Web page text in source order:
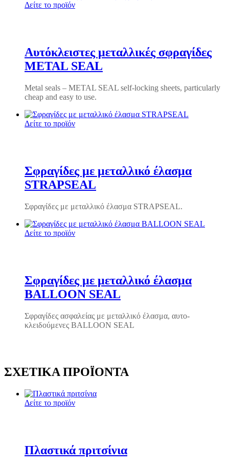
Δείτε το προϊόν
Αυτόκλειστες μεταλλικές σφραγίδες
METAL SEAL
Metal seals – METAL SEAL self-locking sheets, particularly
cheap and easy to use.
Δείτε το προϊόν
Σφραγίδες με μεταλλικό έλασμα
STRAPSEAL
Σφραγίδες με μεταλλικό έλασμα STRAPSEAL.
Δείτε το προϊόν
Σφραγίδες με μεταλλικό έλασμα
BALLOON SEAL
Σφραγίδες ασφαλείας με μεταλλικό έλασμα, αυτο-
κλειδούμενες BALLOON SEAL
ΣΧΕΤΙΚΆ ΠΡΟΪΌΝΤΑ
Δείτε το προϊόν
Πλαστικά πριτσίνια